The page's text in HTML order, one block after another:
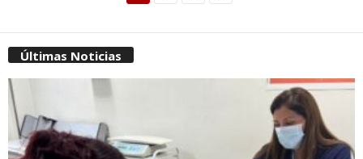
Últimas Noticias